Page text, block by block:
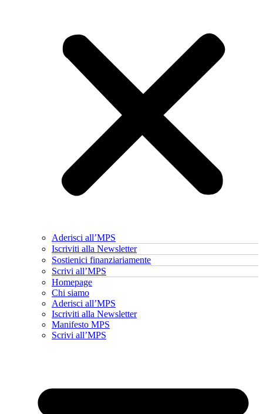
Aderisci all’MPS
Iscriviti alla Newsletter
Sostienici finanziariamente
Scrivi all’MPS
Homepage
Chi siamo
Aderisci all’MPS
Iscriviti alla Newsletter
Manifesto MPS
Scrivi all’MPS